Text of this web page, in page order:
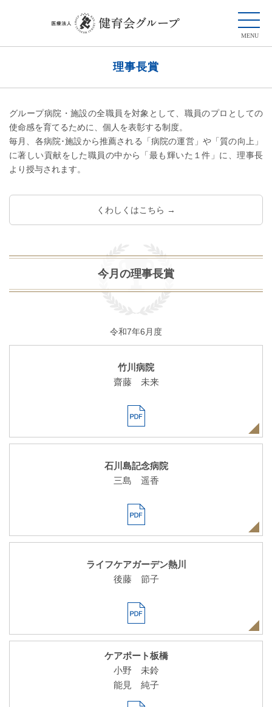
理事長賞
グループ病院・施設の全職員を対象として、職員のプロとしての
使命感を育てるために、個人を表彰する制度。
毎月、各病院･施設から推薦される「病院の運営」や「質の向上」
に著しい貢献をした職員の中から「最も輝いた１件」に、理事長
より授与されます。
くわしくはこちら →
今月の理事長賞
令和7年6月度
竹川病院
齋藤 未来
石川島記念病院
三島 遥香
ライフケアガーデン熱川
後藤 節子
ケアポート板橋
小野 未鈴
能見 純子